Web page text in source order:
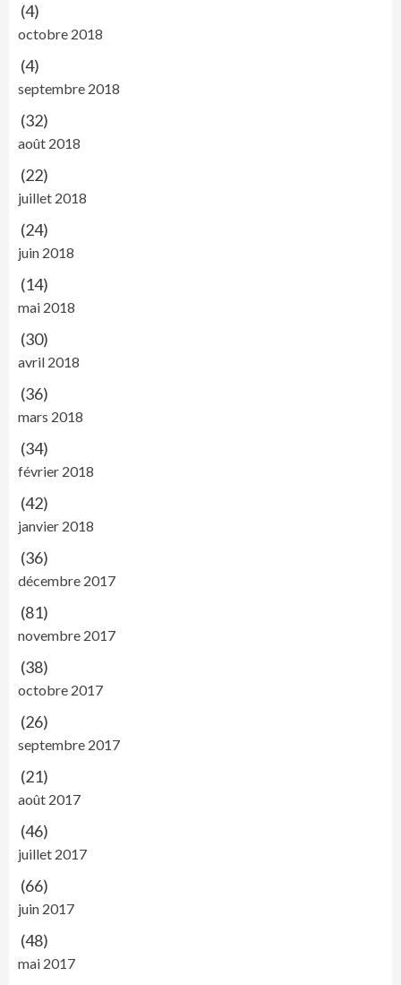
(4)
octobre 2018
(4)
septembre 2018
(32)
août 2018
(22)
juillet 2018
(24)
juin 2018
(14)
mai 2018
(30)
avril 2018
(36)
mars 2018
(34)
février 2018
(42)
janvier 2018
(36)
décembre 2017
(81)
novembre 2017
(38)
octobre 2017
(26)
septembre 2017
(21)
août 2017
(46)
juillet 2017
(66)
juin 2017
(48)
mai 2017